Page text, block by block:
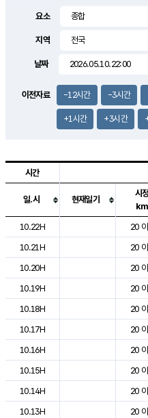
1.6m/s
13.0
요소
지역
날짜
이전자료 -12시간 -3시간
+1시간 +3시간
도시별 기상실황표로 지점, 날씨,
시간
일.시 현재일기
시정
km
10.22H
20
10.21H
20
10.20H
20
10.19H
20
10.18H
20
10.17H
20
10.16H
20
10.15H
20
10.14H
20
10.13H
20